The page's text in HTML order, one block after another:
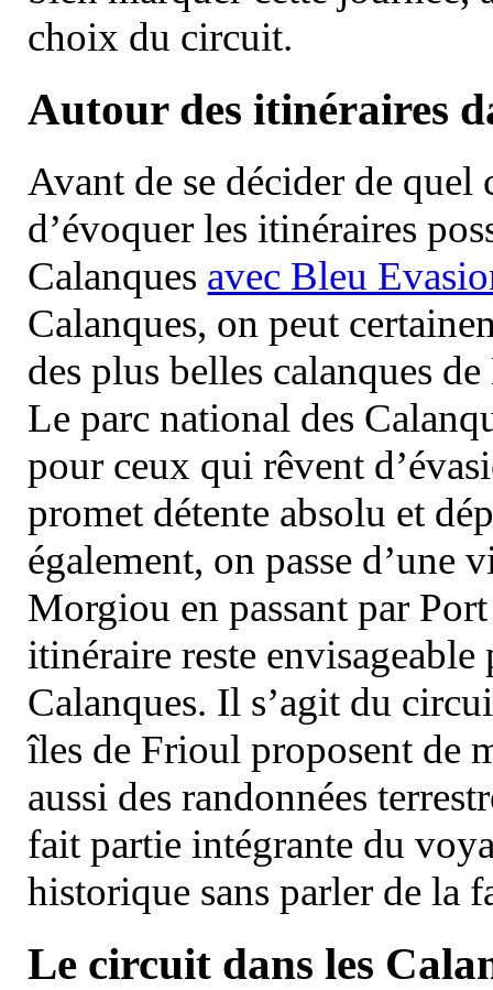
choix du circuit.
Autour des itinéraires
Avant de se décider de
d’évoquer les itinéraires
Calanques avec Bleu
Calanques, on peut
des plus belles calanques
Le parc national des
pour ceux qui rêvent
promet détente absolu et
également, on passe d’une
Morgiou en passant par
itinéraire reste
Calanques. Il s’agit du
îles de Frioul proposent de
aussi des randonnées
fait partie intégrante du
historique sans parler de la
Le circuit dans les